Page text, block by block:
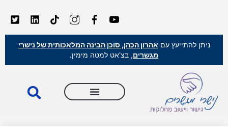
ניתן להתייעץ עם אהרון הכהן, סוכן הבינה המלאכותית של נישרי
מגשרים, בצ'אט למטה מימין.